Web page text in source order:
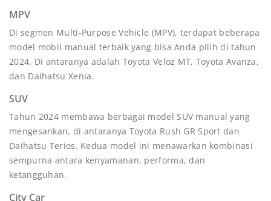
MPV
Di segmen Multi-Purpose Vehicle (MPV), terdapat beberapa
model mobil manual terbaik yang bisa Anda pilih di tahun
2024. Di antaranya adalah Toyota Veloz MT, Toyota Avanza,
dan Daihatsu Xenia.
SUV
Tahun 2024 membawa berbagai model SUV manual yang
mengesankan, di antaranya Toyota Rush GR Sport dan
Daihatsu Terios. Kedua model ini menawarkan kombinasi
sempurna antara kenyamanan, performa, dan
ketangguhan.
City Car